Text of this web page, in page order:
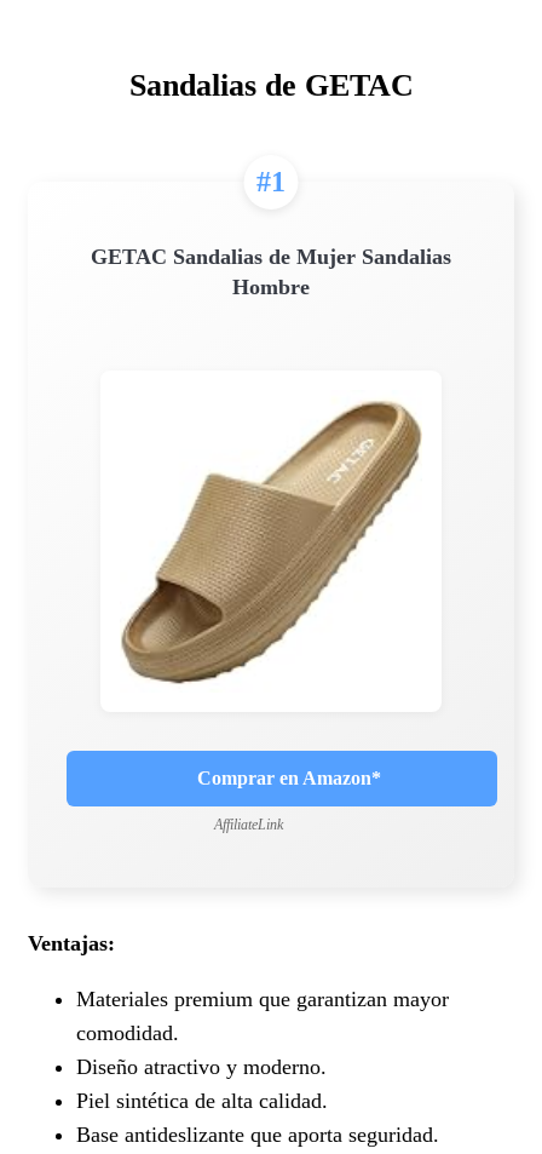
Sandalias de GETAC
#1
GETAC Sandalias de Mujer Sandalias
Hombre
Comprar en Amazon*
AffiliateLink
Ventajas:
Materiales premium que garantizan mayor
comodidad.
Diseño atractivo y moderno.
Piel sintética de alta calidad.
Base antideslizante que aporta seguridad.